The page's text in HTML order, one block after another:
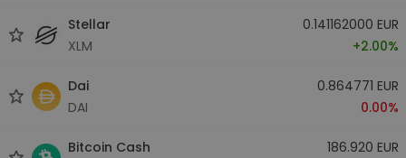
Stellar
XLM
0.141162000 EUR
+2.00%
Dai
DAI
0.864771 EUR
0.00%
Bitcoin Cash
186.920 EUR